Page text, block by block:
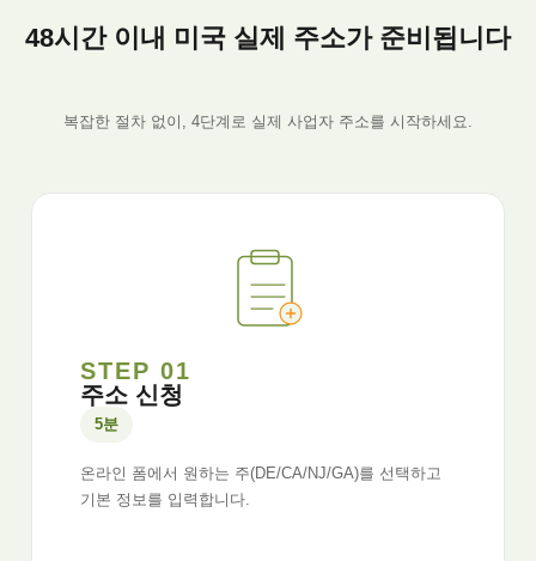
48시간 이내 미국 실제 주소가 준비됩니다
복잡한 절차 없이, 4단계로 실제 사업자 주소를 시작하세요.
STEP 01
주소 신청
5분
온라인 폼에서 원하는 주(DE/CA/NJ/GA)를 선택하고
기본 정보를 입력합니다.